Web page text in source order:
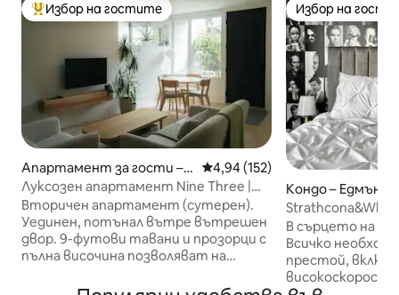
Най-популярен избор на гостите
Избор на гостите
Апартамент за гости – Е
дмънтън
Средна оценка: 4,94 от 5,
4,94 (152)
Луксозен апартамент Nine Three |
Дизайн и качество, фокусирани
върху живота
Вторичен апартамент (сутерен).
Уединен, потънал вътре вътрешен
двор. 9-футови тавани и прозорци с
пълна височина позволяват на
излива в просторния апартамент.
Избор на
Избор на
Кондо –
2 балкона, 1
В сърцето на
Всичко
престой,